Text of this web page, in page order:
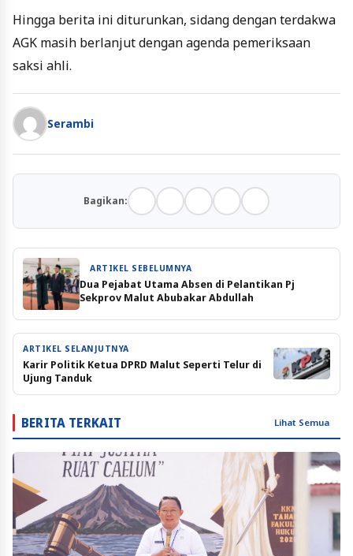
Hingga berita ini diturunkan, sidang dengan terdakwa
AGK masih berlanjut dengan agenda pemeriksaan
saksi ahli.
Serambi
Bagikan:
ARTIKEL SEBELUMNYA
Dua Pejabat Utama Absen di Pelantikan Pj
Sekprov Malut Abubakar Abdullah
ARTIKEL SELANJUTNYA
Karir Politik Ketua DPRD Malut Seperti Telur di
Ujung Tanduk
BERITA TERKAIT Lihat Semua